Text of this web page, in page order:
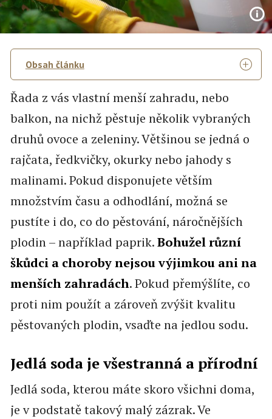
Obsah článku
Řada z vás vlastní menší zahradu, nebo
balkon, na nichž pěstuje několik vybraných
druhů ovoce a zeleniny. Většinou se jedná o
rajčata, ředkvičky, okurky nebo jahody s
malinami. Pokud disponujete větším
množstvím času a odhodlání, možná se
pustíte i do, co do pěstování, náročnějších
plodin – například paprik.Bohužel různí
škůdci a choroby nejsou výjimkou ani na
menších zahradách. Pokud přemýšlíte, co
proti nim použít a zároveň zvýšit kvalitu
pěstovaných plodin, vsaďte na jedlou sodu.
Jedlá soda je všestranná a přírodní
Jedlá soda, kterou máte skoro všichni doma,
je v podstatě takový malý zázrak. Ve